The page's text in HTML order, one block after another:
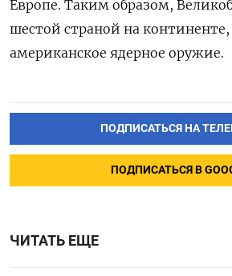
Европе. Таким образом,
шестой страной на
американское ядерное оружие.
ПОДПИСАТЬСЯ НА
ПОДПИСАТЬСЯ В
ЧИТАТЬ ЕЩЕ